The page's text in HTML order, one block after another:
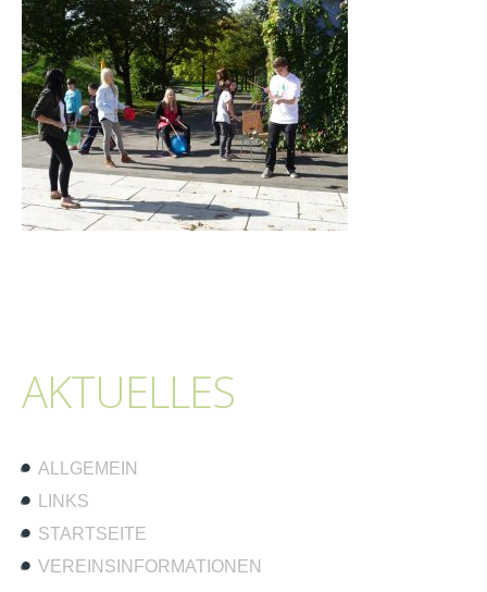
AKTUELLES
ALLGEMEIN
LINKS
STARTSEITE
VEREINSINFORMATIONEN